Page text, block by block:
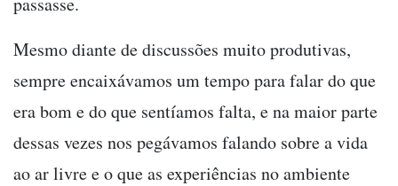
Mesmo diante de discussões muito produtivas,
sempre encaixávamos um tempo para falar do que
era bom e do que sentíamos falta, e na maior parte
dessas vezes nos pegávamos falando sobre a vida
ao ar livre e o que as experiências no ambiente